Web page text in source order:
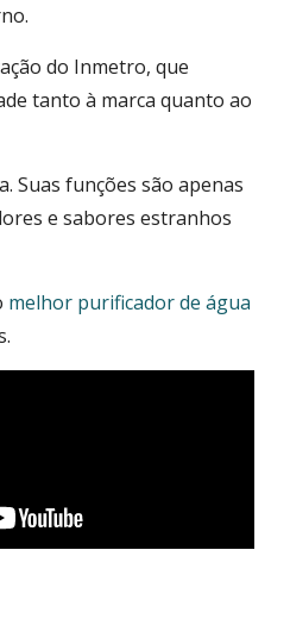
do Inmetro, que
tanto à marca quanto ao
Suas funções são apenas
e sabores estranhos
melhor purificador de água